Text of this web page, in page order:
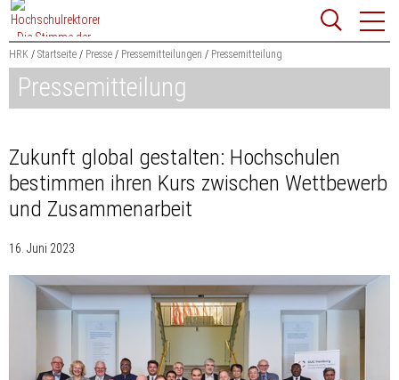
Zum
Content
springen
Suchbegriff
Suchen
HRK Startseite Presse Pressemitteilungen Pressemitteilung
Pressemitteilung
Zukunft global gestalten: Hochschulen
bestimmen ihren Kurs zwischen Wettbewerb
und Zusammenarbeit
16. Juni 2023